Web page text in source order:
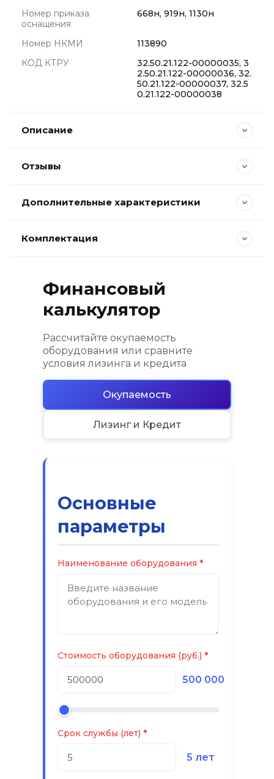
Номер приказа
оснащения
668н, 919н, 1130н
Номер НКМИ
113890
КОД КТРУ
32.50.21.122-00000035, 3
2.50.21.122-00000036, 32.
50.21.122-00000037, 32.5
0.21.122-00000038
Описание
Отзывы
Дополнительные характеристики
Комплектация
Финансовый
калькулятор
Рассчитайте окупаемость
оборудования или сравните
условия лизинга и кредита
Окупаемость
Лизинг и Кредит
Основные
параметры
Наименование оборудования
Стоимость оборудования (руб.)
500 000
Срок службы (лет)
5 лет